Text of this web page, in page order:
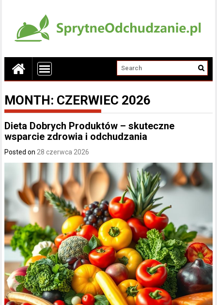
MONTH: CZERWIEC 2026
Dieta Dobrych Produktów – skuteczne
wsparcie zdrowia i odchudzania
Posted on 28 czerwca 2026